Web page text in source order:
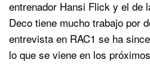
entrenador Hansi Flick y el de
Deco tiene mucho trabajo por
entrevista en RAC1 se ha
lo que se viene en los